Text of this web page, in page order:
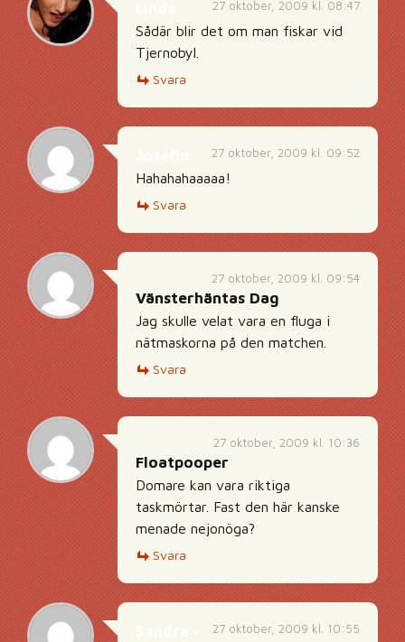
27 oktober, 2009 kl. 08:47
Sådär blir det om man fiskar vid
Tjernobyl.
Svara
27 oktober, 2009 kl. 09:52
Hahahahaaaaa!
Svara
27 oktober, 2009 kl. 09:54
Vänsterhäntas Dag
Jag skulle velat vara en fluga i
nätmaskorna på den matchen.
Svara
27 oktober, 2009 kl. 10:36
Floatpooper
Domare kan vara riktiga
taskmörtar. Fast den här kanske
menade nejonöga?
Svara
27 oktober, 2009 kl. 10:55